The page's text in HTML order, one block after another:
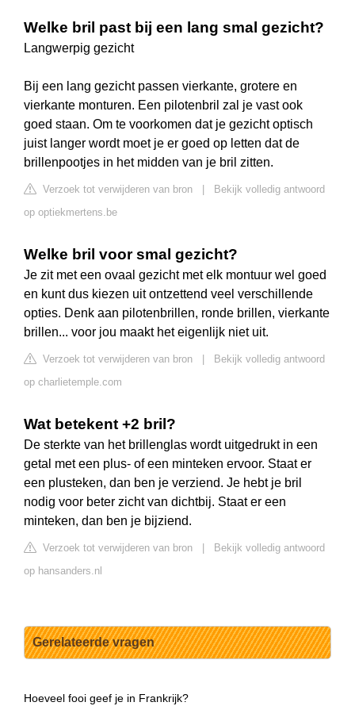
Welke bril past bij een lang smal gezicht?
Langwerpig gezicht
Bij een lang gezicht passen vierkante, grotere en
vierkante monturen. Een pilotenbril zal je vast ook
goed staan. Om te voorkomen dat je gezicht optisch
juist langer wordt moet je er goed op letten dat de
brillenpootjes in het midden van je bril zitten.
Verzoek tot verwijderen van bron
Bekijk volledig antwoord
op optiekmertens.be
Welke bril voor smal gezicht?
Je zit met een ovaal gezicht met elk montuur wel goed
en kunt dus kiezen uit ontzettend veel verschillende
opties. Denk aan pilotenbrillen, ronde brillen, vierkante
brillen... voor jou maakt het eigenlijk niet uit.
Verzoek tot verwijderen van bron
Bekijk volledig antwoord
op charlietemple.com
Wat betekent +2 bril?
De sterkte van het brillenglas wordt uitgedrukt in een
getal met een plus- of een minteken ervoor. Staat er
een plusteken, dan ben je verziend. Je hebt je bril
nodig voor beter zicht van dichtbij. Staat er een
minteken, dan ben je bijziend.
Verzoek tot verwijderen van bron
Bekijk volledig antwoord
op hansanders.nl
Gerelateerde vragen
Hoeveel fooi geef je in Frankrijk?